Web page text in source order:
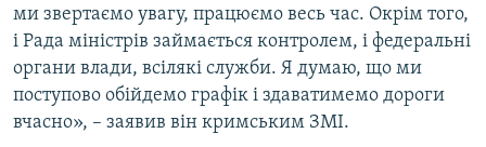
ми звертаємо увагу, працюємо весь час. Окрім того,
і Рада міністрів займається контролем, і федеральні
органи влади, всілякі служби. Я думаю, що ми
поступово обійдемо графік і здаватимемо дороги
вчасно», – заявив він кримським ЗМІ.